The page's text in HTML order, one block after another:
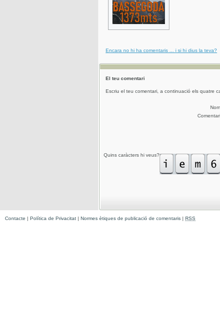
Encara no hi ha comentaris ... i si hi dius la teva?
El teu comentari
Escriu el teu comentari, a continuació els quatre
Nom
Comentari
Quins caràcters hi veus?
Contacte | Política de Privacitat | Normes ètiques de publicació de comentaris | RSS